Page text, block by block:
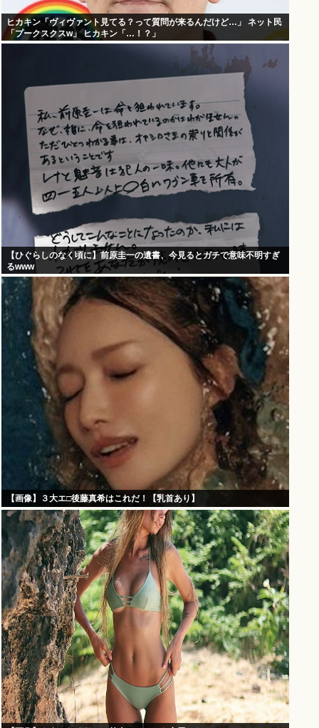
ヒカキン「ヴィヴァント見てる？って質問が来るんだけど…」 ネット民
「プークスクスw」 ヒカキン「…！？」
【ひぐらしのなく頃に】前原圭一の遺書、今見るとガチで意味不明すぎ
るwww
【画像】３大エ□後藤真希はこれだ！【乳首あり】